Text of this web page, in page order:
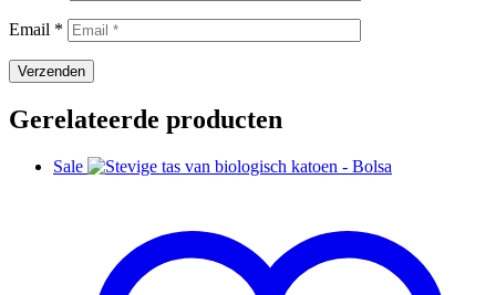
Email *
Gerelateerde producten
Sale